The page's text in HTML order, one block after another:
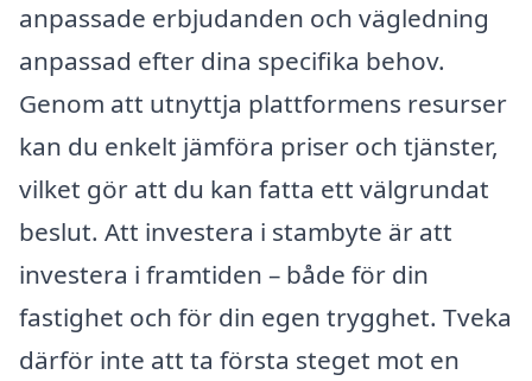
anpassade erbjudanden och vägledning
anpassad efter dina specifika behov.
Genom att utnyttja plattformens resurser
kan du enkelt jämföra priser och tjänster,
vilket gör att du kan fatta ett välgrundat
beslut. Att investera i stambyte är att
investera i framtiden – både för din
fastighet och för din egen trygghet. Tveka
därför inte att ta första steget mot en